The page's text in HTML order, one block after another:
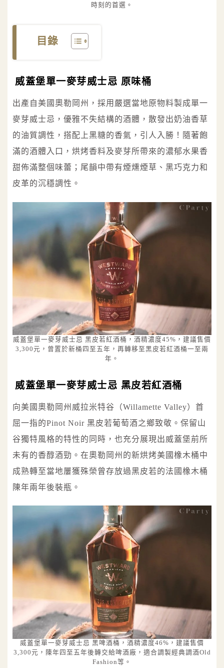
時刻的首選。
目錄
威蓋堡單一麥芽威士忌 原味桶
出產自美國奧勒岡州，採用嚴選當地原物料製成單一
麥芽威士忌，優雅不失結構的酒體，散發出奶油香草
的油質調性，搭配上黑糖的香氣，引人入勝！隨著飽
滿的酒體入口，烘烤香料及麥芽所帶來的濃郁水果香
甜佈滿整個味蕾；尾韻中帶有煙燻煙草、黑巧克力和
皮革的沉穩調性。
威蓋堡單一麥芽威士忌 黑皮若紅酒桶，酒精濃度45%，建議售價
3,300元，曾置於新桶四至五年，再轉移至黑皮若紅酒桶一至兩
年。
威蓋堡單一麥芽威士忌 黑皮若紅酒桶
向美國奧勒岡州威拉米特谷（Willamette Valley）首
屈一指的Pinot Noir 黑皮若葡萄酒之鄉致敬。保留山
谷獨特風格的特性的同時，也充分展現出威蓋堡前所
未有的香醇酒勁。在奧勒岡州的新烘烤美國橡木桶中
成熟轉至當地屢獲殊榮曾存放過黑皮若的法國橡木桶
陳年兩年後裝瓶。
威蓋堡單一麥芽威士忌 黑啤酒桶，酒精濃度46%，建議售價
3,300元，陳年四至五年後轉交給啤酒廠，適合調製經典調酒Old
Fashion等。